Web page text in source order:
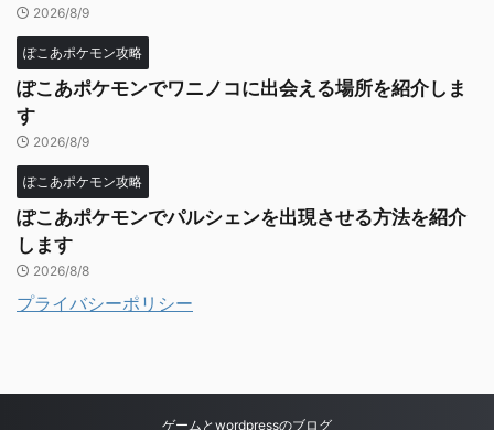
2026/8/9
ぽこあポケモン攻略
ぽこあポケモンでワニノコに出会える場所を紹介しま
す
2026/8/9
ぽこあポケモン攻略
ぽこあポケモンでパルシェンを出現させる方法を紹介
します
2026/8/8
プライバシーポリシー
ゲームとwordpressのブログ